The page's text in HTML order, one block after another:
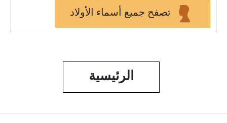
تصفح جميع أسماء الأولاد
الرئيسية